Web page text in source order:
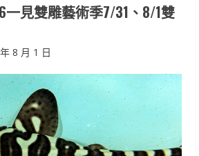
見雙雕藝術季7/31、8/1雙
8 月 1 日